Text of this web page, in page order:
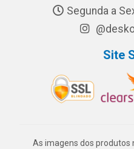
Segunda a
Site
As imagens dos produtos